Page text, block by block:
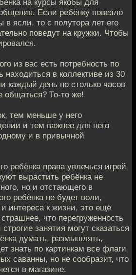
на курсы якобы для
Если ребёнку повезло
в ясли, то с полутора лет его
поведут на кружки. Чтобы
из вас есть потребность по
находиться в коллективе из 30
каждый день по столько часов
общаться? То-то же!
тем меньше у него
и тем важнее для него
и в привычной
ребёнка права увлечься игрой
вырастить ребёнка не
но и отстающего в
ребёнка не будет воли,
интереса к жизни, это ещё
что перегруженность
занятия могут сказаться
думать, размышлять,
знать по картинкам все флаги
саванны, но не сообразит, что
в магазине.